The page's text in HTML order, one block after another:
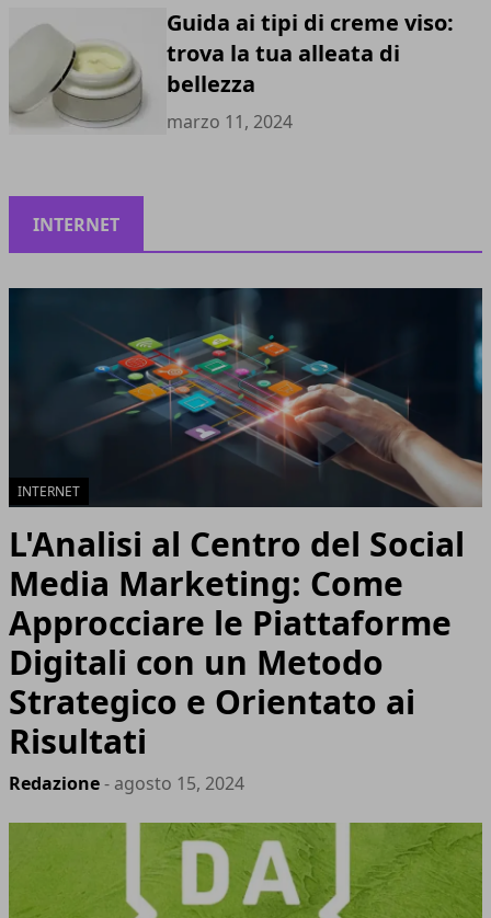
Guida ai tipi di creme viso:
trova la tua alleata di
bellezza
marzo 11, 2024
INTERNET
INTERNET
L'Analisi al Centro del Social
Media Marketing: Come
Approcciare le Piattaforme
Digitali con un Metodo
Strategico e Orientato ai
Risultati
Redazione- agosto 15, 2024